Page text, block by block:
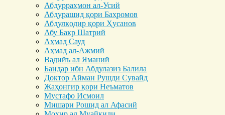
Абдурраҳмон ал-Усий
Абдурашид қори Баҳромов
Абдулқодир қори Ҳусанов
Абу Бакр Шатрий
Аҳмад Сауд
Аҳмад ал-Ажмий
Вадийъ ал Яманий
Бандар ибн Абдулазиз Балила
Доктор Айман Рушди Сувайд
Жаҳонгир қори Неъматов
Мустафо Исмоил
Мишари Рошид ал Афасий